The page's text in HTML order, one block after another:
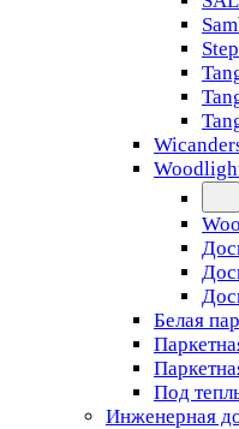
Step
Белая
Под
Инженерная